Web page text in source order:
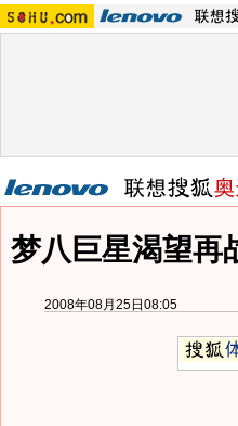
梦八巨星渴望再
2008年08月25日08:05